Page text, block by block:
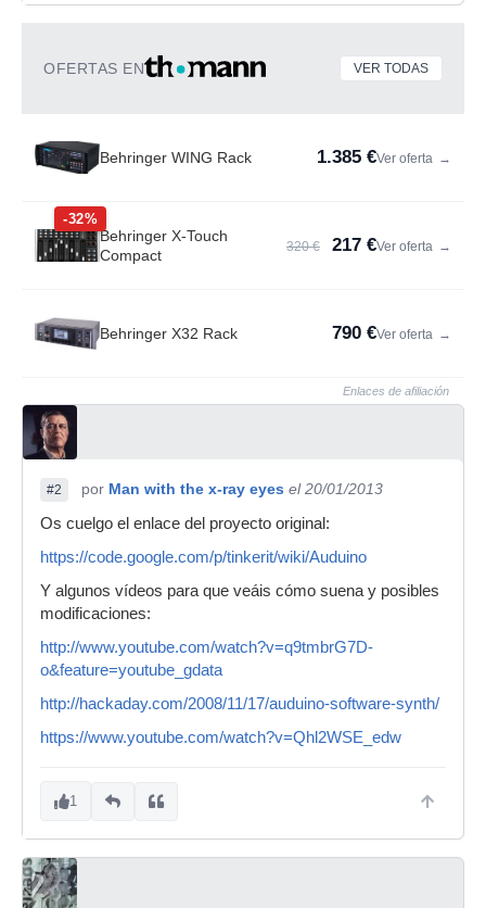
OFERTAS EN VER TODAS
Behringer WING Rack 1.385 €Ver oferta →
-32%
Behringer X-Touch
Compact
320 € 217 €Ver oferta →
Behringer X32 Rack 790 €Ver oferta →
Enlaces de afiliación
#2 por Man with the x-ray eyes el 20/01/2013
Os cuelgo el enlace del proyecto original:
https://code.google.com/p/tinkerit/wiki/Auduino
Y algunos vídeos para que veáis cómo suena y posibles
modificaciones:
http://www.youtube.com/watch?v=q9tmbrG7D-
o&feature=youtube_gdata
http://hackaday.com/2008/11/17/auduino-software-synth/
https://www.youtube.com/watch?v=Qhl2WSE_edw
1